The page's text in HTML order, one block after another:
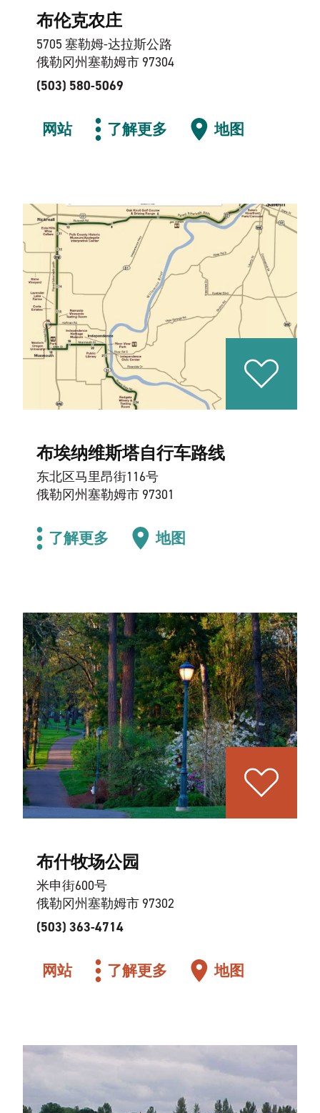
布伦克农庄
5705 塞勒姆-达拉斯公路
俄勒冈州塞勒姆市 97304
(503) 580-5069
网站 了解更多 地图
布埃纳维斯塔自行车路线
东北区马里昂街116号
俄勒冈州塞勒姆市 97301
了解更多 地图
布什牧场公园
米申街600号
俄勒冈州塞勒姆市 97302
(503) 363-4714
网站 了解更多 地图